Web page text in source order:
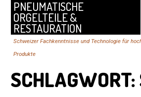
PNEUMATISCHE
ORGELTEILE &
RESTAURATION
Schweizer Fachkenntnisse und Technologie für
Produkte
SCHLAGWORT: